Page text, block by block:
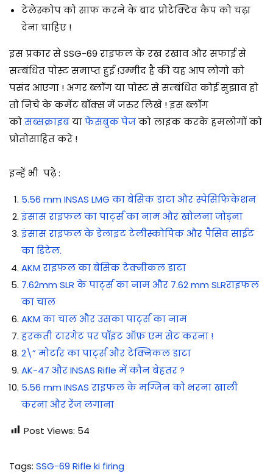
टेलेस्कोप को साफ करने के बाद प्रोटेक्टिव कैप को चढ़ा
देना चाहिए !
इस प्रकार से SSG-69 राइफल के रख रखाव और सफाई से
सम्बंधित पोस्ट समाप्त हुई !उम्मीद है की यह आप लोगो को
पसंद आएगा ! अगर ब्लॉग या पोस्ट से सम्बंधित कोई सुझाव हो
तो निचे के कमेंट बॉक्स में जरुर लिखे ! इस ब्लॉग
कोसब्सक्राइबयाफेसबुक पेजको लाइक करके हमलोगों को
प्रोतोसाहित करे !
इन्हें भी पढ़े :
5.56 mm INSAS LMG का बेसिक डाटा और स्पेसिफिकेशन
इंसास राइफल का पार्ट्स का नाम और खोलना जोड़ना
इंसास राइफल के डेलाइट टेलीस्कोपिक और पैसिव साईट
का डिटेल.
AKM राइफल का बेसिक टेक्नीकल डाटा
7.62mm SLR के पार्ट्स का नाम और 7.62 mm SLRराइफल
का चाल
AKM का चाल और उसका पार्ट्स का नाम
हरकती टारगेट पर पॉइंट ऑफ़ एम सेट करना !
2\” मोर्टार का पार्ट्स और टेक्निकल डाटा
AK-47 और INSAS Rifle में कौन बेहतर ?
5.56 mm INSAS राइफल के मग्जिन को भरना खाली
करना और रेंज लगाना
Post Views: 54
Tags: SSG-69 Rifle ki firing